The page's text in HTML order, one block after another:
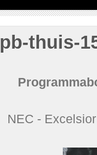
pb-thuis-
NEC -